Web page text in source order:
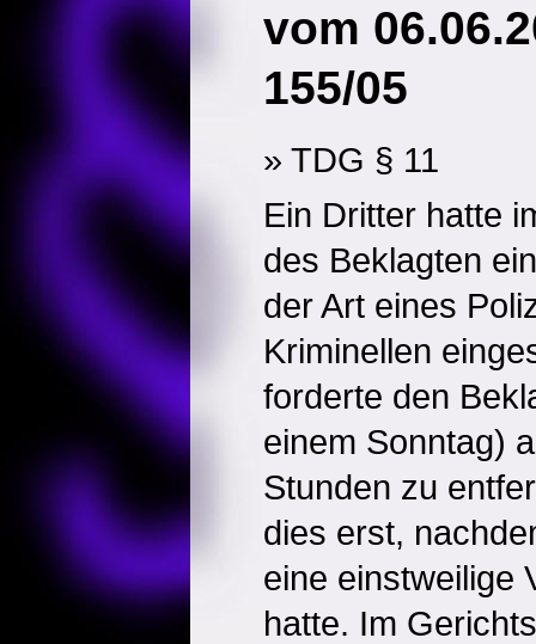
vom
155/05
» TDG § 11
Ein Dritter hatte
des Beklagten
der Art eines
Kriminellen
forderte den
einem Sonntag)
Stunden zu
dies erst,
eine einstweilige
hatte. Im